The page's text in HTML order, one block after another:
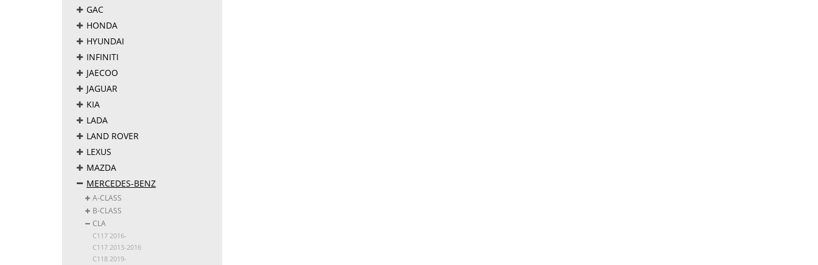
GAC
HONDA
HYUNDAI
INFINITI
JAECOO
JAGUAR
KIA
LADA
LAND ROVER
LEXUS
MAZDA
MERCEDES-BENZ
A-CLASS
B-CLASS
CLA
C117 2016-
C117 2013-2016
C118 2019-